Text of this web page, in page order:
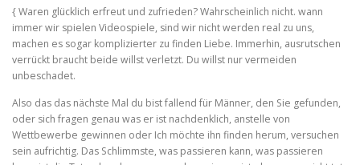
{ Waren glücklich erfreut und zufrieden? Wahrscheinlich nicht. wann
immer wir spielen Videospiele, sind wir nicht werden real zu uns,
machen es sogar komplizierter zu finden Liebe. Immerhin, ausrutschen
verrückt braucht beide willst verletzt. Du willst nur vermeiden
unbeschadet.
Also das das nächste Mal du bist fallend für Männer, den Sie gefunden,
oder sich fragen genau was er ist nachdenklich, anstelle von
Wettbewerbe gewinnen oder Ich möchte ihn finden herum, versuchen
sein aufrichtig. Das Schlimmste, was passieren kann, was passieren